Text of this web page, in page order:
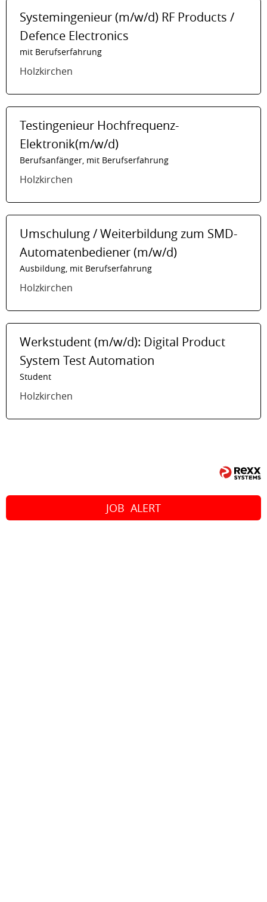
Systemingenieur (m/w/d) RF Products /
Defence Electronics
mit Berufserfahrung
Holzkirchen
Testingenieur Hochfrequenz-
Elektronik(m/w/d)
Berufsanfänger, mit Berufserfahrung
Holzkirchen
Umschulung / Weiterbildung zum SMD-
Automatenbediener (m/w/d)
Ausbildung, mit Berufserfahrung
Holzkirchen
Werkstudent (m/w/d): Digital Product
System Test Automation
Student
Holzkirchen
JOB ALERT